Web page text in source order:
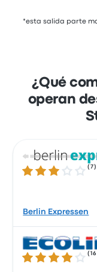
*esta salida parte
¿Qué
operan
3.0 de 5 estrellas
(7 )
Berlin Expressen
3.8 de 5 estrellas
(